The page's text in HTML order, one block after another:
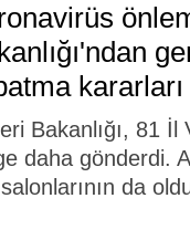
kararları
Bakanlığı, 81 İl
daha gönderdi.
da